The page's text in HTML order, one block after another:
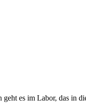
es im Labor, das